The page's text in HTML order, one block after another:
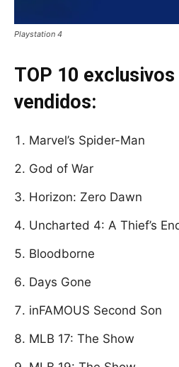
Playstation 4
TOP 10
vendidos:
Marvel’s Spider-Man
God of War
Horizon: Zero Dawn
Uncharted 4: A Thief’s
Bloodborne
Days Gone
inFAMOUS Second Son
MLB 17: The Show